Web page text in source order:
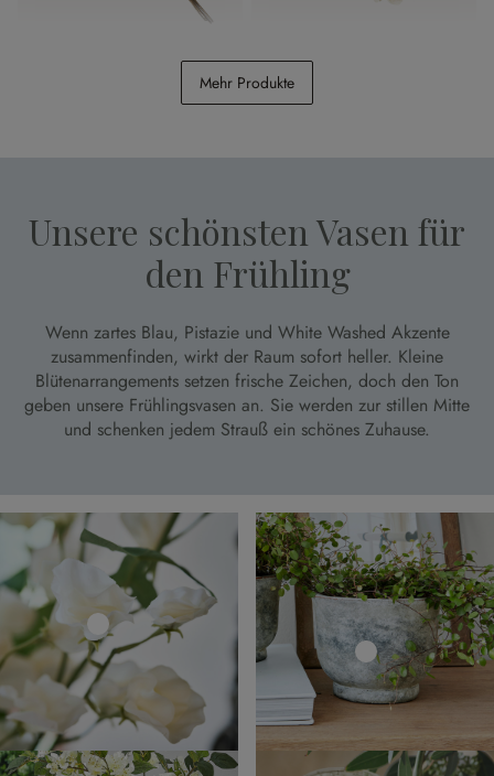
Deko-Blume 6er Set
Mervix
Mehr Produkte
Unsere schönsten Vasen für
den Frühling
Wenn zartes Blau, Pistazie und White Washed Akzente
zusammenfinden, wirkt der Raum sofort heller. Kleine
Blütenarrangements setzen frische Zeichen, doch den Ton
geben unsere Frühlingsvasen an. Sie werden zur stillen Mitte
und schenken jedem Strauß ein schönes Zuhause.